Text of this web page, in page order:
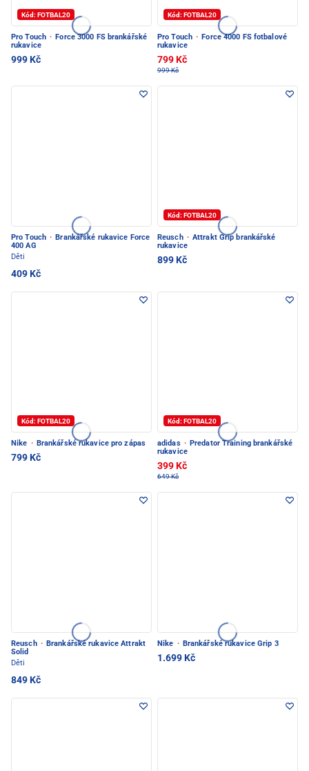
Kód: FOTBAL20
Pro Touch · Force 3000 FS brankářské
rukavice
999 Kč
Kód: FOTBAL20
Pro Touch · Force 4000 FS fotbalové
rukavice
799 Kč
999 Kč
Pro Touch · Brankářské rukavice Force
400 AG
Děti
409 Kč
Kód: FOTBAL20
Reusch · Attrakt Grip brankářské
rukavice
899 Kč
Kód: FOTBAL20
Nike · Brankářské rukavice pro zápas
799 Kč
Kód: FOTBAL20
adidas · Predator Training brankářské
rukavice
399 Kč
649 Kč
Reusch · Brankářské rukavice Attrakt
Solid
Děti
849 Kč
Nike · Brankářské rukavice Grip 3
1.699 Kč